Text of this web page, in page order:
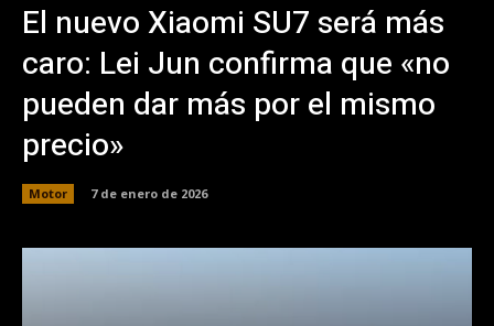
El nuevo Xiaomi SU7 será más
caro: Lei Jun confirma que «no
pueden dar más por el mismo
precio»
Motor 7 de enero de 2026